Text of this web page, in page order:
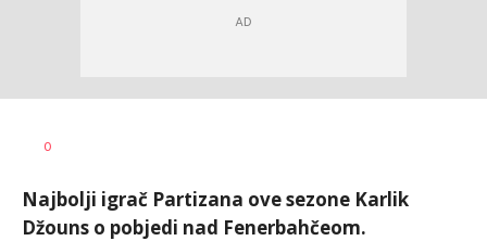
0
Najbolji igrač Partizana ove sezone Karlik
Džouns o pobjedi nad Fenerbahčeom.